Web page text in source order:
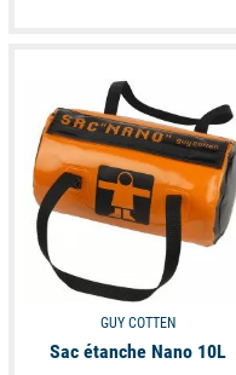
GUY COTTEN
Sac étanche Nano 10L